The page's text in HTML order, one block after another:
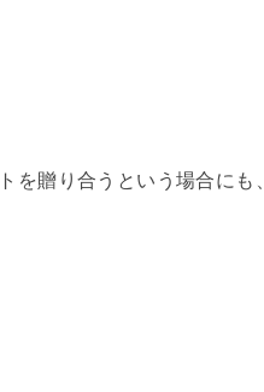
を贈り合うという場合にも、